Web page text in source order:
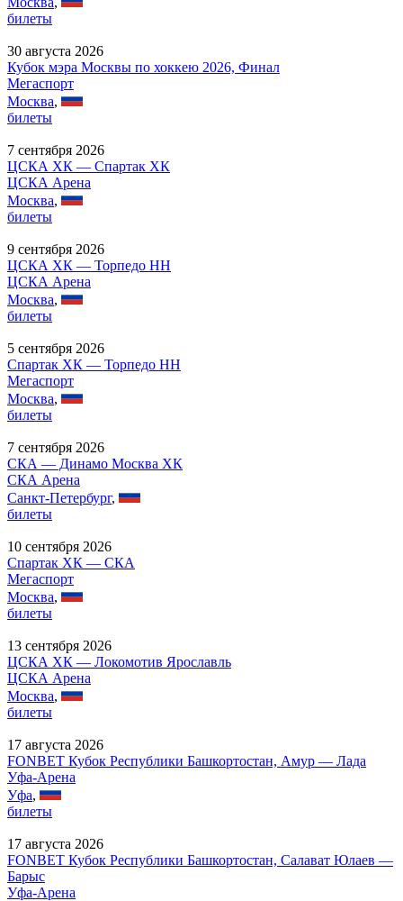
билеты
30 августа 2026
Кубок мэра Москвы по хоккею 2026, Финал
Мегаспорт
Москва,
билеты
7 сентября 2026
ЦСКА ХК — Спартак ХК
ЦСКА Арена
Москва,
билеты
9 сентября 2026
ЦСКА ХК — Торпедо НН
ЦСКА Арена
Москва,
билеты
5 сентября 2026
Спартак ХК — Торпедо НН
Мегаспорт
Москва,
билеты
7 сентября 2026
СКА — Динамо Москва ХК
СКА Арена
Санкт-Петербург,
билеты
10 сентября 2026
Спартак ХК — СКА
Мегаспорт
Москва,
билеты
13 сентября 2026
ЦСКА ХК — Локомотив Ярославль
ЦСКА Арена
Москва,
билеты
17 августа 2026
FONBET Кубок Республики Башкортостан, Амур — Лада
Уфа-Арена
Уфа,
билеты
17 августа 2026
FONBET Кубок Республики Башкортостан, Салават Юлаев —
Барыс
Уфа-Арена